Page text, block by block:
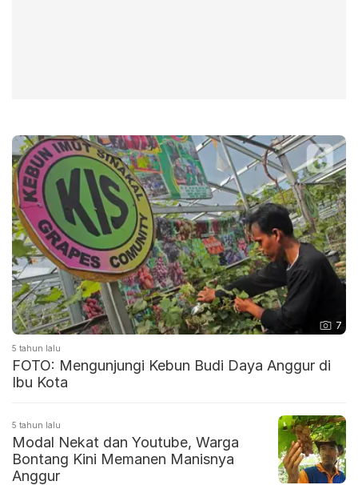
7
5 tahun lalu
FOTO: Mengunjungi Kebun Budi Daya Anggur di
Ibu Kota
5 tahun lalu
Modal Nekat dan Youtube, Warga
Bontang Kini Memanen Manisnya
Anggur